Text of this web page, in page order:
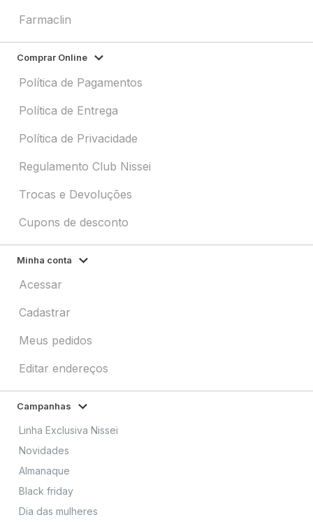
Farmaclin
Comprar Online
Política de Pagamentos
Política de Entrega
Política de Privacidade
Regulamento Club Nissei
Trocas e Devoluções
Cupons de desconto
Minha conta
Acessar
Cadastrar
Meus pedidos
Editar endereços
Campanhas
Linha Exclusiva Nissei
Novidades
Almanaque
Black friday
Dia das mulheres